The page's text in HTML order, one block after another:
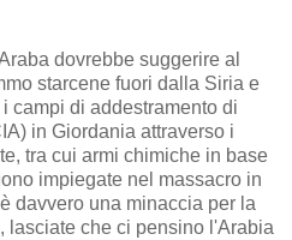
dovrebbe suggerire al
starcene fuori dalla Siria e
campi di addestramento di
in Giordania attraverso i
tra cui armi chimiche in base
impiegate nel massacro in
davvero una minaccia per la
lasciate che ci pensino l'Arabia